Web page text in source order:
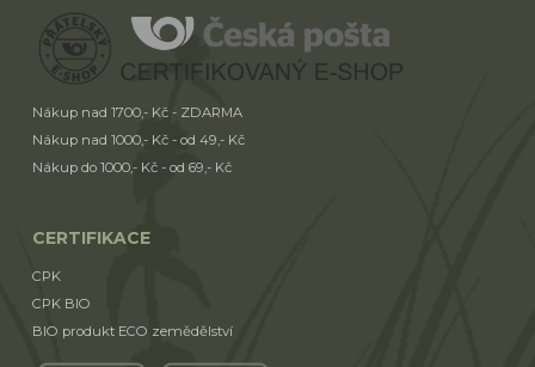
Nákup nad 1700,- Kč - ZDARMA
Nákup nad 1000,- Kč - od 49,- Kč
Nákup do 1000,- Kč - od 69,- Kč
CERTIFIKACE
CPK
CPK BIO
BIO produkt ECO zemědělství